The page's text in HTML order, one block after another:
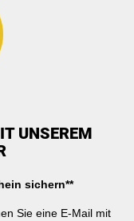
UNSEREM
sichern**
Sie eine E-Mail mit